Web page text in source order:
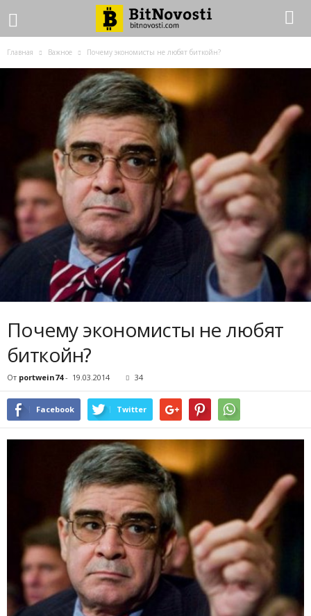
Главная Важное Почему экономисты не любят биткойн?
Почему экономисты не любят
биткойн?
От portwein74- 19.03.2014 34
Facebook Twitter